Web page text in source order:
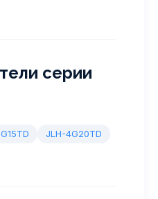
серии
JLH-4G20TD